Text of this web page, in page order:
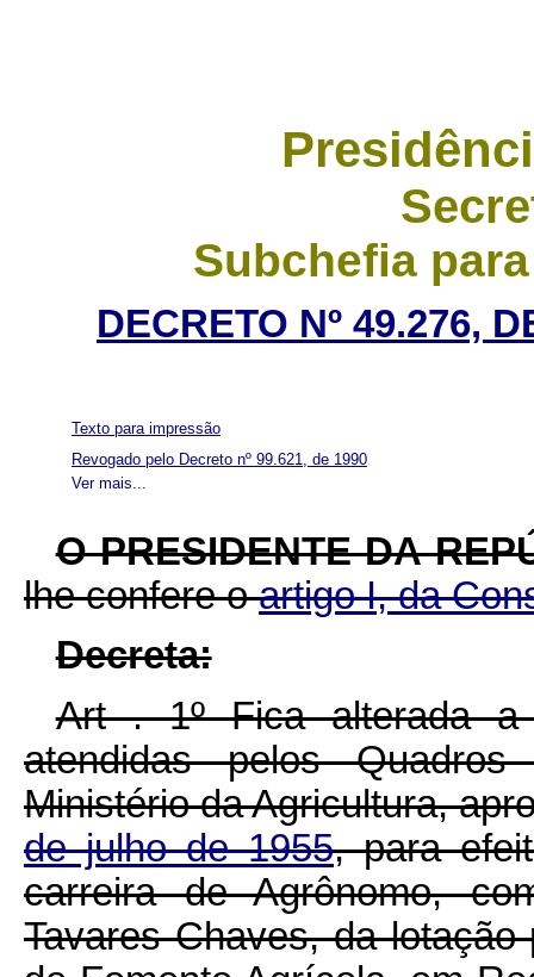
Subchefia
DECRETO Nº 49.276,
Ver mais...
Texto para impressão
Revogado pelo Decreto nº 99.621, de 1990
O PRESIDENTE DA
lhe confere oartigo I, da
Decreta:
Art . 1º Fica alterada a
atendidas pelos
Ministério da Agricultura,
de julho de 1955, para
carreira de Agrônomo,
Tavares Chaves, da